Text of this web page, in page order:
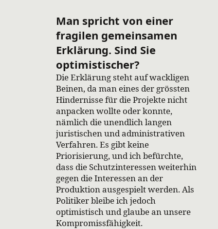
Man spricht von einer
fragilen gemeinsamen
Erklärung. Sind Sie
optimistischer?
Die Erklärung steht auf wackligen
Beinen, da man eines der grössten
Hindernisse für die Projekte nicht
anpacken wollte oder konnte,
nämlich die unendlich langen
juristischen und administrativen
Verfahren. Es gibt keine
Priorisierung, und ich befürchte,
dass die Schutzinteressen weiterhin
gegen die Interessen an der
Produktion ausgespielt werden. Als
Politiker bleibe ich jedoch
optimistisch und glaube an unsere
Kompromissfähigkeit.